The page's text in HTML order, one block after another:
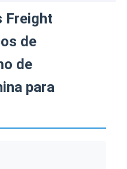
Freight
de
de
para